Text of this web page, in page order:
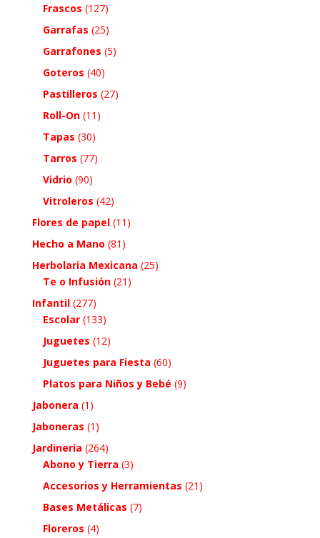
Frascos (127)
Garrafas (25)
Garrafones (5)
Goteros (40)
Pastilleros (27)
Roll-On (11)
Tapas (30)
Tarros (77)
Vidrio (90)
Vitroleros (42)
Flores de papel (11)
Hecho a Mano (81)
Herbolaria Mexicana (25)
Te o Infusión (21)
Infantil (277)
Escolar (133)
Juguetes (12)
Juguetes para Fiesta (60)
Platos para Niños y Bebé (9)
Jabonera (1)
Jaboneras (1)
Jardinería (264)
Abono y Tierra (3)
Accesorios y Herramientas (21)
Bases Metálicas (7)
Floreros (4)